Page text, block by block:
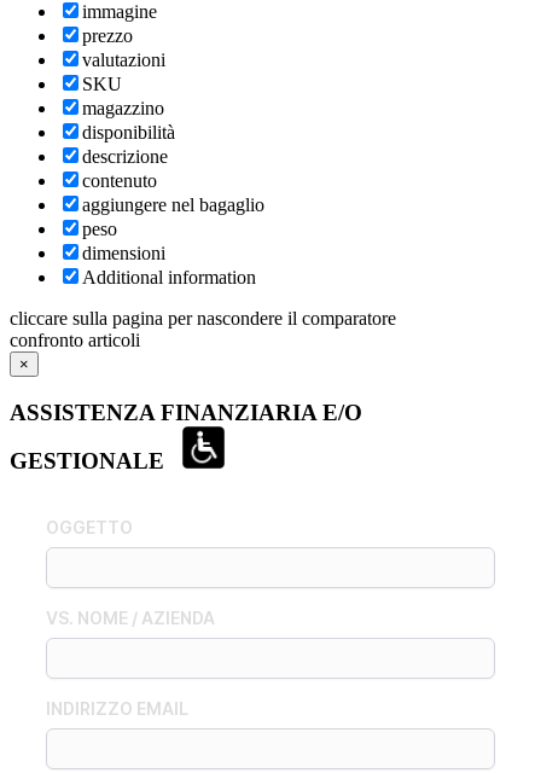
immagine
prezzo
valutazioni
SKU
magazzino
disponibilità
descrizione
contenuto
aggiungere nel bagaglio
peso
dimensioni
Additional information
cliccare sulla pagina per nascondere il comparatore
confronto articoli
×
ASSISTENZA FINANZIARIA E/O
GESTIONALE